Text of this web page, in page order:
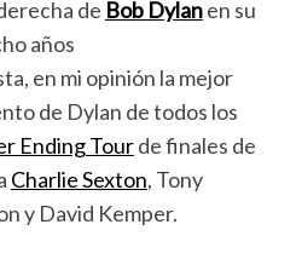
de Bob Dylanen su
años
en mi opinión la mejor
de Dylan de todos los
Ending Tourde finales de
Charlie Sexton, Tony
y David Kemper.